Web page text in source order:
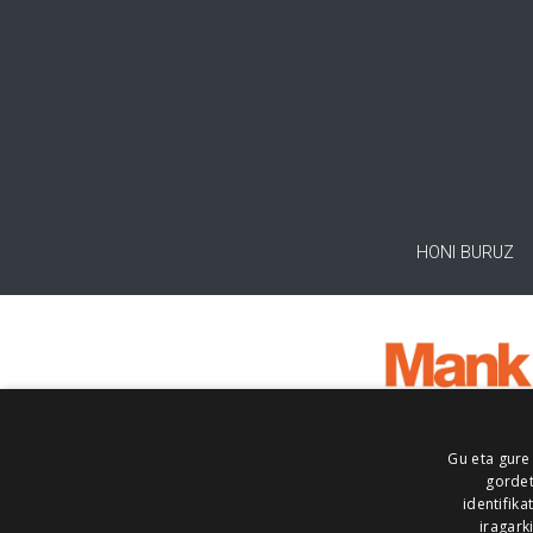
HONI BURUZ
Gu eta